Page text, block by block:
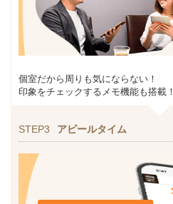
個室だから周りも気にならない！
印象をチェックするメモ機能も搭載！
STEP3 アピールタイム